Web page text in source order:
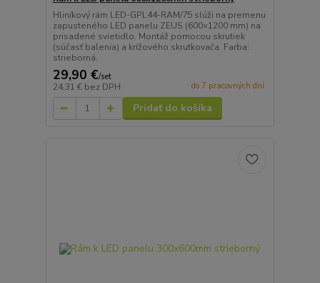
Hliníkový rám LED-GPL44-RAM/75 slúži na premenu
zapusteného LED panelu ZEUS (600×1200 mm) na
prisadené svietidlo. Montáž pomocou skrutiek
(súčasť balenia) a krížového skrutkovača. Farba:
strieborná.
29,90 €/set
24,31 € bez DPH do 7 pracovných dní
Pridať do košíka